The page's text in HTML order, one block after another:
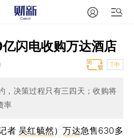
闪电收购万达酒店
T中
，决策过程只有三四天；收购将
率
者 吴红毓然）万达急售630多